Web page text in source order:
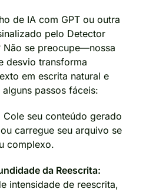
de IA com GPT ou outra
pelo Detector
Não se preocupe—nossa
desvio transforma
em escrita natural e
passos fáceis:
Cole seu conteúdo gerado
carregue seu arquivo se
complexo.
da Reescrita:
intensidade de reescrita,